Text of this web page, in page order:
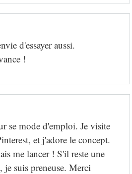
d'essayer aussi.
!
se mode d'emploi. Je visite
et j'adore le concept.
me lancer ! S'il reste une
suis preneuse. Merci